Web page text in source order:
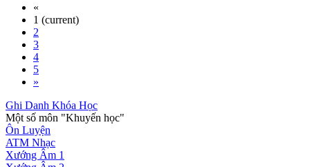
«
1 (current)
2
3
4
5
»
Ghi Danh Khóa Học
Một số môn "Khuyến học"
Ôn Luyện
ATM Nhạc
Xướng Âm 1